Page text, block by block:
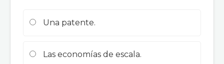
Una patente.
Las economías de escala.